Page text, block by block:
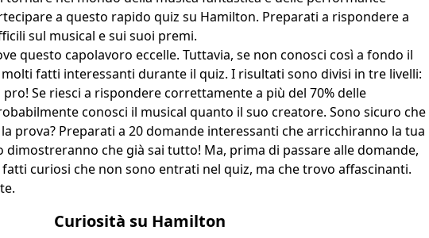
a questo rapido quiz su Hamilton. Preparati a rispondere a
sul musical e sui suoi premi.
questo capolavoro eccelle. Tuttavia, se non conosci così a fondo il
fatti interessanti durante il quiz. I risultati sono divisi in tre livelli:
Se riesci a rispondere correttamente a più del 70% delle
conosci il musical quanto il suo creatore. Sono sicuro che
prova? Preparati a 20 domande interessanti che arricchiranno la tua
dimostreranno che già sai tutto! Ma, prima di passare alle domande,
curiosi che non sono entrati nel quiz, ma che trovo affascinanti.
Curiosità su Hamilton